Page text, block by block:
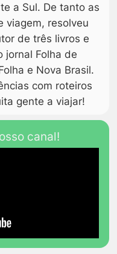
a Sul. De tanto as
viagem, resolveu
de três livros e
jornal Folha de
e Nova Brasil.
com roteiros
gente a viajar!
canal!